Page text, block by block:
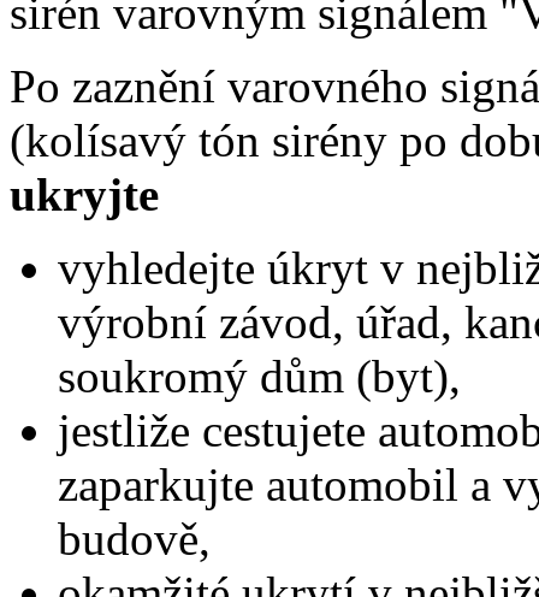
sirén varovným signálem
Po zaznění varovného
(kolísavý tón sirény po
ukryjte
vyhledejte úkryt v
výrobní závod, úřad,
soukromý dům (byt),
jestliže cestujete
zaparkujte automobil a
budově,